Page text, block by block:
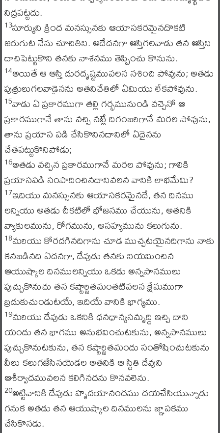
నిద్రపట్టదు.
13సూర్యుని క్రింద మనస్సునకు ఆయాసకరమైనదొకటి
జరుగుట నేను చూచితిని. అదేదనగా ఆస్తిగలవాడు తన ఆస్తిని
దాచిపెట్టుకొని తనకు నాశనము తెప్పించు కొనును.
14అయితే ఆ ఆస్తి దురదృష్టమువలన నశించి పోవును; అతడు
పుత్రులుగలవాడైనను అతనిచేతిలో ఏమియు లేకపోవును.
15వాడు ఏ ప్రకారముగా తల్లి గర్భమునుండి వచ్చెనో ఆ
ప్రకారముగానే తాను వచ్చి నట్లే దిగంబరిగానే మరల పోవును,
తాను ప్రయాస పడి చేసికొనినదానిలో ఏదైనను
చేతపట్టుకొనిపోడు;
16అతడు వచ్చిన ప్రకారముగానే మరల పోవును; గాలికి
ప్రయాసపడి సంపాదించినదానివలన వానికి లాభమేమి?
17ఇదియు మనస్సునకు ఆయాసకరమైనదే, తన దినము
లన్నియు అతడు చీకటిలో భోజనము చేయును, అతనికి
వ్యాకులమును, రోగమును, అసహ్యమును కలుగును.
18మరియు కోరదగినదిగాను చూడ ముచ్చటయైనదిగాను నాకు
కనబడినది ఏదనగా, దేవుడు తనకు నియమించిన
ఆయుష్కాల దినములన్నియు ఒకడు అన్నపానములు
పుచ్చుకొనుచు తన కష్టార్జితమంతటివలన క్షేమముగా
బ్రదుకుచుండుటయే, ఇదియే వానికి భాగ్యము.
19మరియు దేవుడు ఒకనికి ధనధాన్యసమృద్ధి ఇచ్చి దాని
యందు తన భాగము అనుభవించుటకును, అన్నపానములు
పుచ్చుకొనుటకును, తన కష్టార్జితమందు సంతోషించుటకును
వీలు కలుగజేసినయెడల అతనికి ఆ స్థితి దేవుని
ఆశీర్వాదమువలన కలిగినదను కొనవలెను.
20అట్టివానికి దేవుడు హృదయానందము దయచేసియున్నాడు
గనుక అతడు తన ఆయుష్కాల దినములను జ్ఞాపకము
చేసికొనడు.